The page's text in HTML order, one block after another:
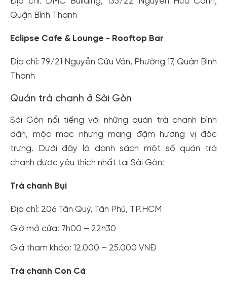
Quận Bình Thạnh
Eclipse Cafe & Lounge - Rooftop Bar
Địa chỉ: 79/21 Nguyễn Cửu Vân, Phường 17, Quận Bình
Thạnh
Quán trà chanh ở Sài Gòn
Sài Gòn nổi tiếng với những quán trà chanh bình
dân, mộc mạc nhưng mang đậm hương vị đặc
trưng. Dưới đây là danh sách một số quán trà
chanh được yêu thích nhất tại Sài Gòn:
Trà chanh Bụi
Địa chỉ: 206 Tân Quý, Tân Phú, TP.HCM
Giờ mở cửa: 7h00 – 22h30
Giá tham khảo: 12.000 – 25.000 VNĐ
Trà chanh Con Cá